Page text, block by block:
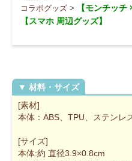
コラボグッズ >
【モンチッチ
【スマホ 周辺グッズ】
[素材]
本体：ABS、TPU、ステンレ
[サイズ]
本体:約 直径3.9×0.8cm